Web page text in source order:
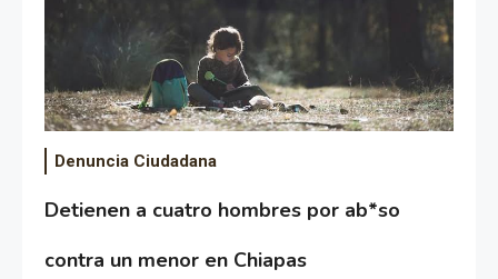
Denuncia Ciudadana
Detienen a cuatro hombres por ab*so
contra un menor en Chiapas